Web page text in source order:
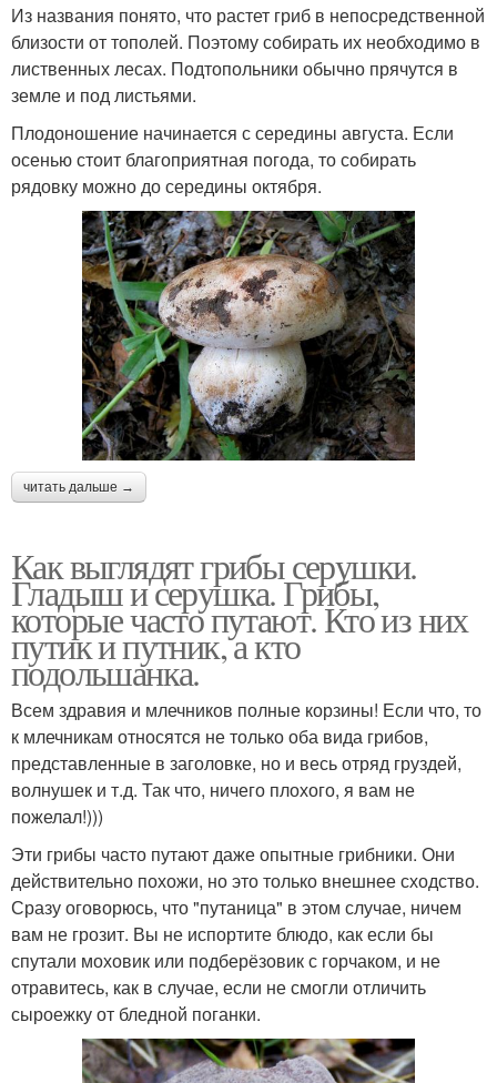
Из названия понято, что растет гриб в непосредственной
близости от тополей. Поэтому собирать их необходимо в
лиственных лесах. Подтопольники обычно прячутся в
земле и под листьями.
Плодоношение начинается с середины августа. Если
осенью стоит благоприятная погода, то собирать
рядовку можно до середины октября.
читать дальше →
Как выглядят грибы серушки.
Гладыш и серушка. Грибы,
которые часто путают. Кто из них
путик и путник, а кто
подольшанка.
Всем здравия и млечников полные корзины! Если что, то
к млечникам относятся не только оба вида грибов,
представленные в заголовке, но и весь отряд груздей,
волнушек и т.д. Так что, ничего плохого, я вам не
пожелал!)))
Эти грибы часто путают даже опытные грибники. Они
действительно похожи, но это только внешнее сходство.
Сразу оговорюсь, что "путаница" в этом случае, ничем
вам не грозит. Вы не испортите блюдо, как если бы
спутали моховик или подберёзовик с горчаком, и не
отравитесь, как в случае, если не смогли отличить
сыроежку от бледной поганки.